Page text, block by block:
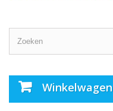
Winkelwagen